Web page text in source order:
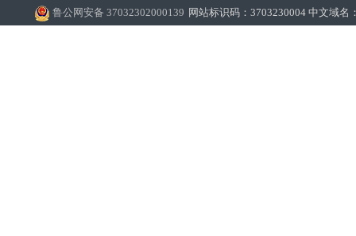
鲁公网安备 37032302000139 网站标识码：3703230004 中文域名